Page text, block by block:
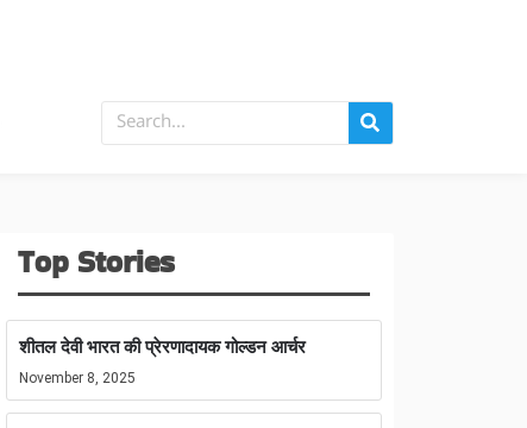
Top Stories
शीतल देवी भारत की प्रेरणादायक गोल्डन आर्चर
November 8, 2025